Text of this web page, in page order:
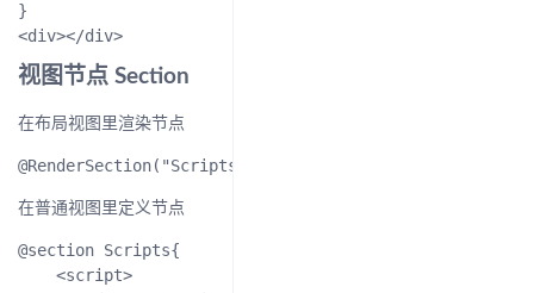
}
视图节点 Section
在布局视图里渲染节点
在普通视图里定义节点
@section Scripts{
    <script>